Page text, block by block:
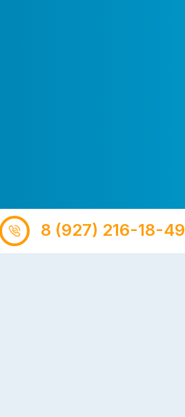
8 (927) 216-18-49